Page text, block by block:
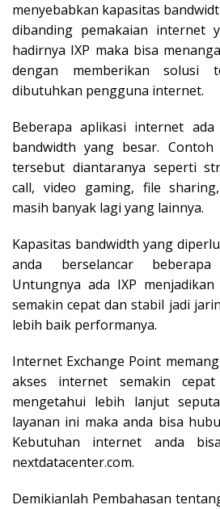
menyebabkan kapasitas
dibanding pemakaian internet
hadirnya IXP maka bisa
dengan memberikan solusi
dibutuhkan pengguna internet.
Beberapa aplikasi internet
bandwidth yang besar. Contoh
tersebut diantaranya seperti
call, video gaming, file
masih banyak lagi yang lainnya.
Kapasitas bandwidth yang
anda berselancar
Untungnya ada IXP
semakin cepat dan stabil jadi
lebih baik performanya.
Internet Exchange Point
akses internet semakin
mengetahui lebih lanjut
layanan ini maka anda bisa
Kebutuhan internet anda
nextdatacenter.com.
Demikianlah Pembahasan